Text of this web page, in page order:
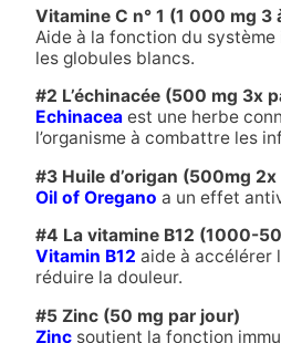
Vitamine C n° 1 (1 000 mg 3
Aide à la fonction du
les globules blancs.
#2 L’échinacée (500 mg 3x
Echinaceaest une herbe
l’organisme à combattre les
#3 Huile d’origan (500mg
Oil of Oregano a un effet
#4 La vitamine B12 (1000-
Vitamin B12 aide à accélérer
réduire la douleur.
#5 Zinc (50 mg par jour)
Zincsoutient la fonction